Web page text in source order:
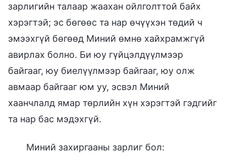
зарлигийн талаар жаахан ойлголттой байх
хэрэгтэй; эс бөгөөс та нар өчүүхэн төдий ч
эмээхгүй бөгөөд Миний өмнө хайхрамжгүй
авирлах болно. Би юу гүйцэлдүүлмээр
байгааг, юу биелүүлмээр байгааг, юу олж
авмаар байгааг юм уу, эсвэл Миний
хаанчлалд ямар төрлийн хүн хэрэгтэй гэдгийг
та нар бас мэдэхгүй.
Миний захиргааны зарлиг бол: